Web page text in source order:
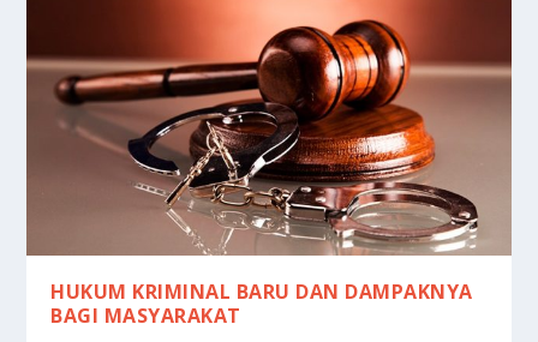
HUKUM KRIMINAL BARU DAN DAMPAKNYA
BAGI MASYARAKAT